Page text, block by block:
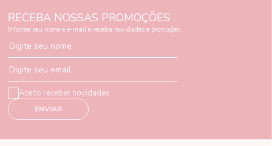
RECEBA NOSSAS PROMOÇÕES
Informe seu nome e e-mail e receba novidades e promoções
Digite seu nome
Digite seu email
ENVIAR
Aceito receber novidades